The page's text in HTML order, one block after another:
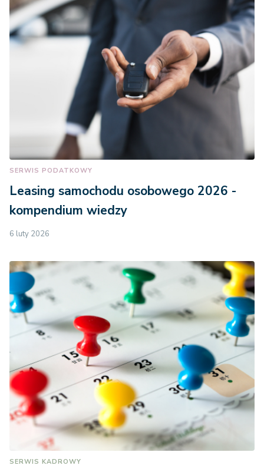
SERWIS PODATKOWY
Leasing samochodu osobowego 2026 -
kompendium wiedzy
6 luty 2026
SERWIS KADROWY